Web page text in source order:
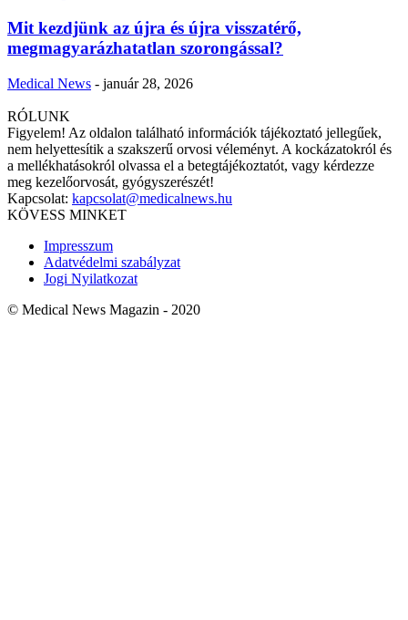
Mit kezdjünk az újra és újra visszatérő,
megmagyarázhatatlan szorongással?
Medical News - január 28, 2026
RÓLUNK
Figyelem! Az oldalon található információk tájékoztató jellegűek,
nem helyettesítik a szakszerű orvosi véleményt. A kockázatokról és
a mellékhatásokról olvassa el a betegtájékoztatót, vagy kérdezze
meg kezelőorvosát, gyógyszerészét!
Kapcsolat: kapcsolat@medicalnews.hu
KÖVESS MINKET
Impresszum
Adatvédelmi szabályzat
Jogi Nyilatkozat
© Medical News Magazin - 2020